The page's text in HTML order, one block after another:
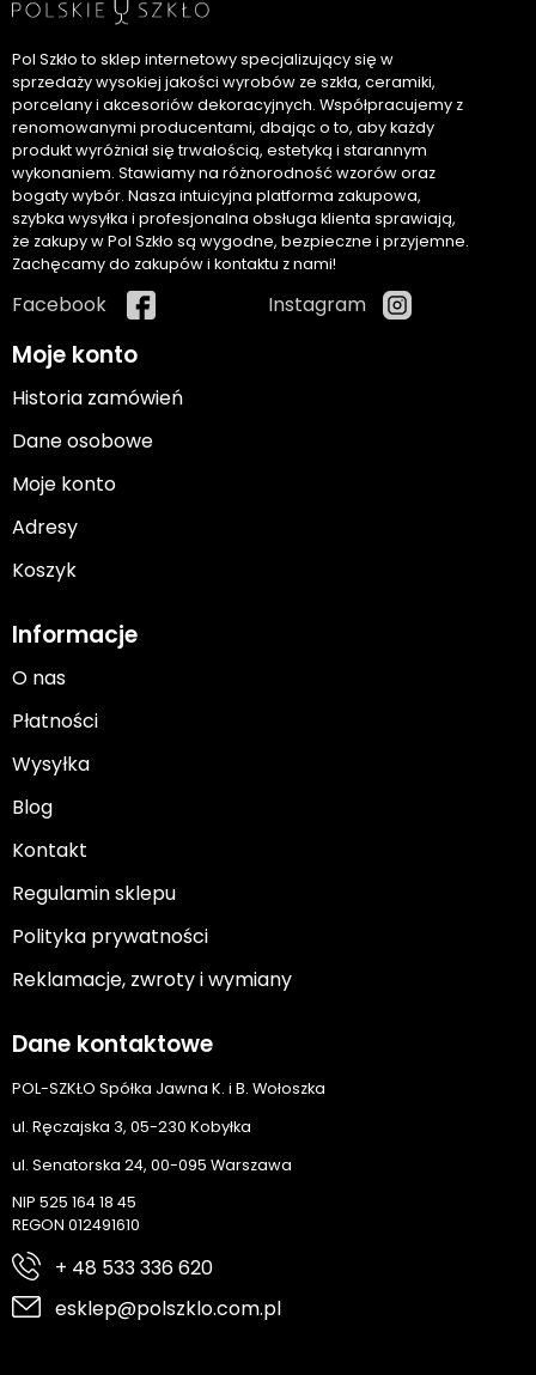
Pol Szkło to sklep internetowy specjalizujący się w
sprzedaży wysokiej jakości wyrobów ze szkła, ceramiki,
porcelany i akcesoriów dekoracyjnych. Współpracujemy z
renomowanymi producentami, dbając o to, aby każdy
produkt wyróżniał się trwałością, estetyką i starannym
wykonaniem. Stawiamy na różnorodność wzorów oraz
bogaty wybór. Nasza intuicyjna platforma zakupowa,
szybka wysyłka i profesjonalna obsługa klienta sprawiają,
że zakupy w Pol Szkło są wygodne, bezpieczne i przyjemne.
Zachęcamy do zakupów i kontaktu z nami!
Facebook Instagram
Moje konto
Historia zamówień
Dane osobowe
Moje konto
Adresy
Koszyk
Informacje
O nas
Płatności
Wysyłka
Blog
Kontakt
Regulamin sklepu
Polityka prywatności
Reklamacje, zwroty i wymiany
Dane kontaktowe
POL-SZKŁO Spółka Jawna K. i B. Wołoszka
ul. Ręczajska 3, 05-230 Kobyłka
ul. Senatorska 24, 00-095 Warszawa
NIP 525 164 18 45
REGON 012491610
+ 48 533 336 620
esklep@polszklo.com.pl